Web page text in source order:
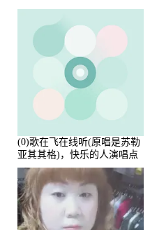
(0)歌在飞在线听(原唱是苏勒
亚其其格)，快乐的人演唱点
播:36次